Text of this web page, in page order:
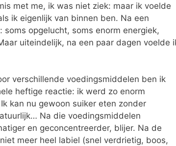
met me, ik was niet ziek: maar ik voelde
ik eigenlijk van binnen ben. Na een
opgelucht, soms enorm energiek,
uiteindelijk, na een paar dagen voelde
verschillende voedingsmiddelen ben ik
heftige reactie: ik werd zo enorm
kan nu gewoon suiker eten zonder
Na die voedingsmiddelen
en geconcentreerder, blijer. Na de
meer heel labiel (snel verdrietig, boos,